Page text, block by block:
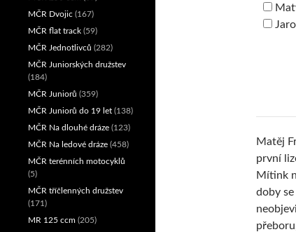
Matěj
první
Mítink
doby se
MČR Dvojic (167)
MČR flat track (59)
MČR Jednotlivců (282)
MČR Juniorských družstev
(184)
MČR Juniorů (359)
MČR Juniorů do 19 let (138)
MČR Na dlouhé dráze (123)
MČR Na ledové dráze (458)
MČR terénních motocyklů
(5)
MČR tříčlenných družstev
(171)
MR 125 ccm (205)